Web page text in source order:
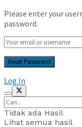
Please enter your
password.
Log In
Tidak ada Hasil
Lihat semua hasil